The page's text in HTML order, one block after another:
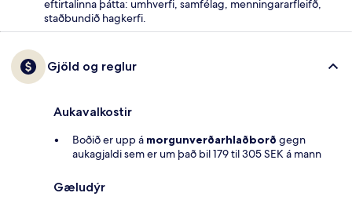
eftirtalinna þátta: umhverfi, samfélag, menningararfleifð,
staðbundið hagkerfi.
Gjöld og reglur
Aukavalkostir
Boðið er upp á morgunverðarhlaðborð gegn
aukagjaldi sem er um það bil 179 til 305 SEK á mann
Gæludýr